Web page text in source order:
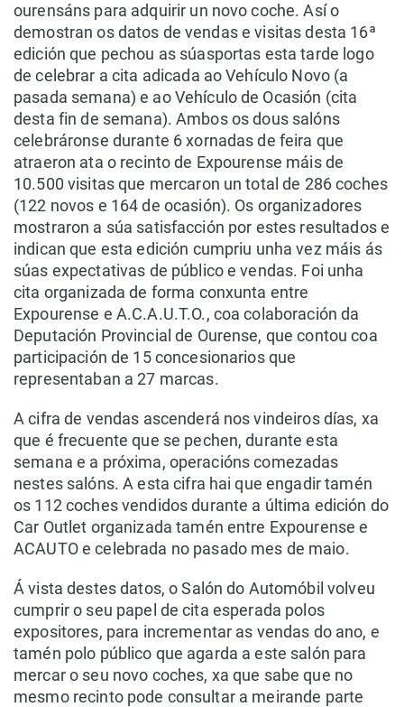
ourensáns para adquirir un novo coche. Así o
demostran os datos de vendas e visitas desta 16ª
edición que pechou as súasportas esta tarde logo
de celebrar a cita adicada ao Vehículo Novo (a
pasada semana) e ao Vehículo de Ocasión (cita
desta fin de semana). Ambos os dous salóns
celebráronse durante 6 xornadas de feira que
atraeron ata o recinto de Expourense máis de
10.500 visitas que mercaron un total de 286 coches
(122 novos e 164 de ocasión). Os organizadores
mostraron a súa satisfacción por estes resultados e
indican que esta edición cumpriu unha vez máis ás
súas expectativas de público e vendas. Foi unha
cita organizada de forma conxunta entre
Expourense e A.C.A.U.T.O., coa colaboración da
Deputación Provincial de Ourense, que contou coa
participación de 15 concesionarios que
representaban a 27 marcas.
A cifra de vendas ascenderá nos vindeiros días, xa
que é frecuente que se pechen, durante esta
semana e a próxima, operacións comezadas
nestes salóns. A esta cifra hai que engadir tamén
os 112 coches vendidos durante a última edición do
Car Outlet organizada tamén entre Expourense e
ACAUTO e celebrada no pasado mes de maio.
Á vista destes datos, o Salón do Automóbil volveu
cumprir o seu papel de cita esperada polos
expositores, para incrementar as vendas do ano, e
tamén polo público que agarda a este salón para
mercar o seu novo coches, xa que sabe que no
mesmo recinto pode consultar a meirande parte